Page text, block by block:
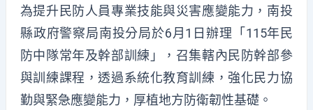
為提升民防人員專業技能與災害應變能力， 南投
縣政府警察局南投分局於6月1日辦理「115年民
防中隊常年及幹部訓練」， 召集轄內民防幹部參
與訓練課程，透過系統化教育訓練， 強化民力協
勤與緊急應變能力，厚植地方防衛韌性基礎。